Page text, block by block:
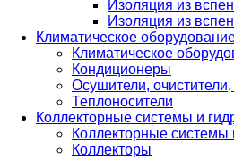
Изоляция из
Изоляция из
Климатическое
Климатическое
Кондиционеры
Осушители,
Теплоносители
Коллекторные системы и
Коллекторные системы
Коллекторы